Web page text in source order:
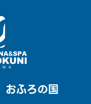
おふろの国